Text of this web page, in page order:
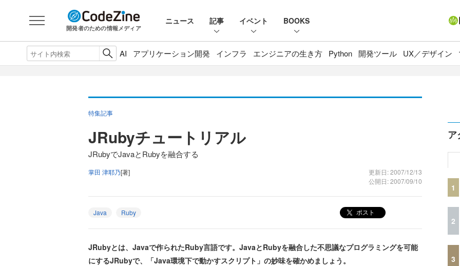
開発者のための情報メディア
ニュース 記事 イベント BOOKS
AI アプリケーション開発 インフラ エンジニアの生き方 Python 開発ツール UX／デザイン
特集記事
JRubyチュートリアル
JRubyでJavaとRubyを融合する
掌田 津耶乃[著]
更新日: 2007/12/13
公開日: 2007/09/10
Java Ruby ポスト
JRubyとは、Javaで作られたRuby言語です。JavaとRubyを融合した不思議なプログラミングを可能
にするJRubyで、「Java環境下で動かすスクリプト」の妙味を確かめましょう。
ア
1
2
3